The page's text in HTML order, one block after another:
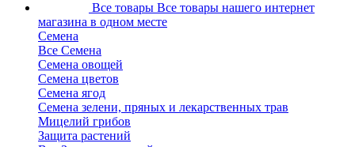
Все товары Все товары нашего интернет
магазина в одном месте
Семена
Все Семена
Семена овощей
Семена цветов
Семена ягод
Семена зелени, пряных и лекарственных трав
Мицелий грибов
Защита растений